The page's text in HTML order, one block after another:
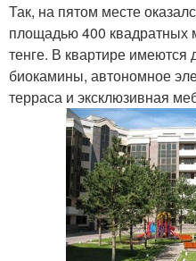
Так, на пятом месте
площадью 400 квадратных
тенге. В квартире имеются
биокамины, автономное
терраса и эксклюзивная